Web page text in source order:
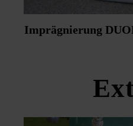
Imprägnierung